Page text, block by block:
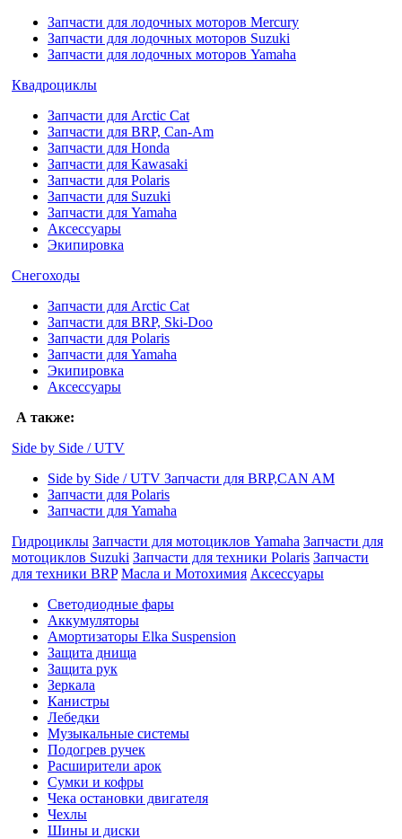
Запчасти для лодочных моторов Mercury
Запчасти для лодочных моторов Suzuki
Запчасти для лодочных моторов Yamaha
Квадроциклы
Запчасти для Arctic Cat
Запчасти для BRP, Can-Am
Запчасти для Honda
Запчасти для Kawasaki
Запчасти для Polaris
Запчасти для Suzuki
Запчасти для Yamaha
Аксессуары
Экипировка
Снегоходы
Запчасти для Arctic Cat
Запчасти для BRP, Ski-Doo
Запчасти для Polaris
Запчасти для Yamaha
Экипировка
Аксессуары
А также:
Side by Side / UTV
Side by Side / UTV Запчасти для BRP,CAN AM
Запчасти для Polaris
Запчасти для Yamaha
Гидроциклы Запчасти для мотоциклов Yamaha Запчасти для
мотоциклов Suzuki Запчасти для техники Polaris Запчасти
для техники BRP Масла и Мотохимия Аксессуары
Cветодиодные фары
Аккумуляторы
Амортизаторы Elka Suspension
Защита днища
Защита рук
Зеркала
Канистры
Лебедки
Музыкальные системы
Подогрев ручек
Расширители арок
Сумки и кофры
Чека остановки двигателя
Чехлы
Шины и диски